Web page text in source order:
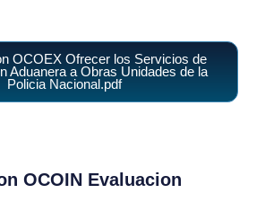
OCOEX Ofrecer los Servicios de
Aduanera a Obras Unidades de la
Policia Nacional.pdf
OCOIN Evaluacion